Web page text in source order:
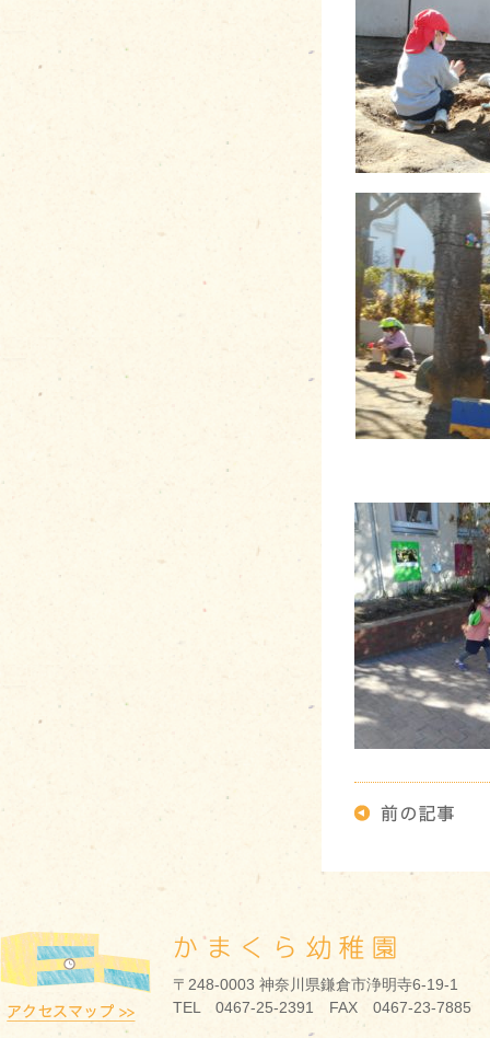
〒248-0003 神奈川県鎌倉市浄明寺6-19-1
TEL 0467-25-2391 FAX 0467-23-7885